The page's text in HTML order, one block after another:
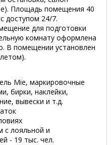
Площадь помещения 40
доступом 24/7.
для подготовки
комнату оформлена
В помещении установлен
Mie, маркировочные
бирки, наклейки,
вывески и т.д.
с лояльной и
- 19 тыс. чел.